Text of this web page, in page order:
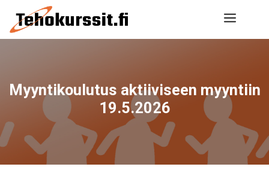
sisältöön
Myyntikoulutus aktiiviseen myyntiin
19.5.2026